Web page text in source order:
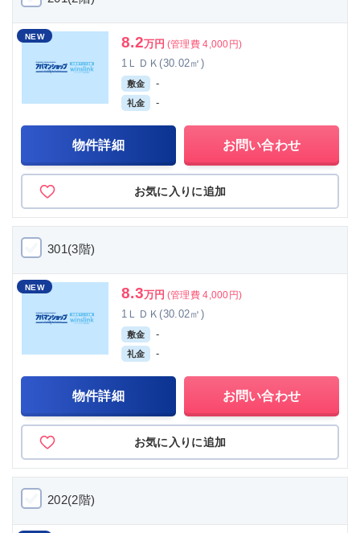
NEW 8.2万円 (管理費 4,000円)
1ＬＤＫ(30.02㎡)
敷金 -
礼金 -
物件詳細 お問い合わせ
お気に入りに追加
301(3階)
NEW 8.3万円 (管理費 4,000円)
1ＬＤＫ(30.02㎡)
敷金 -
礼金 -
物件詳細 お問い合わせ
お気に入りに追加
202(2階)